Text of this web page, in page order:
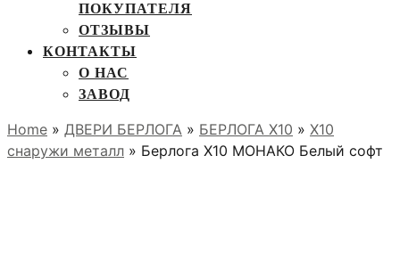
ПОКУПАТЕЛЯ
ОТЗЫВЫ
КОНТАКТЫ
О НАС
ЗАВОД
Home » ДВЕРИ БЕРЛОГА » БЕРЛОГА Х10 » X10
снаружи металл » Берлога Х10 МОНАКО Белый софт